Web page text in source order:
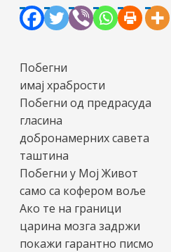
Побегни
имај храбрости
Побегни од предрасуда
гласина
добронамерних савета
таштина
Побегни у Мој Живот
само са кофером воље
Ако те на граници
царина мозга задржи
покажи гарантно писмо